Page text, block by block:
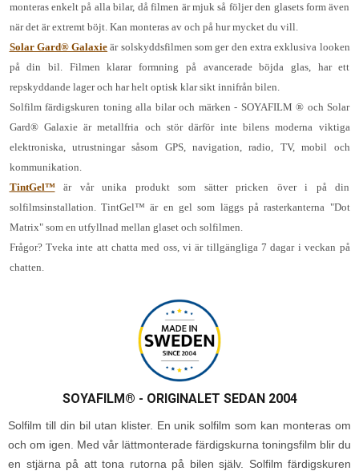
monteras enkelt på alla bilar, då filmen är mjuk så följer den glasets form även
när det är extremt böjt. Kan monteras av och på hur mycket du vill.
Solar Gard® Galaxie är solskyddsfilmen som ger den extra exklusiva looken
på din bil. Filmen klarar formning på avancerade böjda glas, har ett
repskyddande lager och har helt optisk klar sikt innifrån bilen.
Solfilm färdigskuren toning alla bilar och märken - SOYAFILM ® och Solar
Gard® Galaxie är metallfria och stör därför inte bilens moderna viktiga
elektroniska, utrustningar såsom GPS, navigation, radio, TV, mobil och
kommunikation.
TintGel™är vår unika produkt som sätter pricken över i på din
solfilmsinstallation. TintGel™ är en gel som läggs på rasterkanterna "Dot
Matrix" som en utfyllnad mellan glaset och solfilmen.
Frågor? Tveka inte att chatta med oss, vi är tillgängliga 7 dagar i veckan på
chatten.
SOYAFILM® - ORIGINALET SEDAN 2004
Solfilm till din bil utan klister. En unik solfilm som kan monteras om
och om igen. Med vår lättmonterade färdigskurna toningsfilm blir du
en stjärna på att tona rutorna på bilen själv. Solfilm färdigskuren